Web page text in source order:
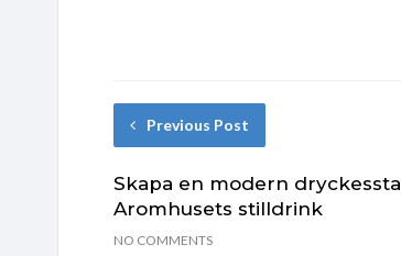
Previous Post
Skapa en modern
Aromhusets stilldrink
NO COMMENTS